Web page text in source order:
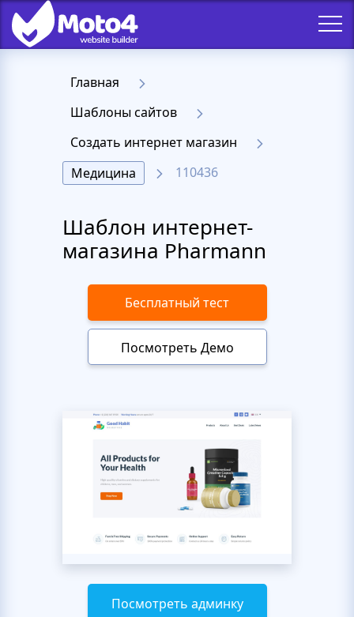
Главная
Шаблоны сайтов
Создать интернет магазин
Медицина
110436
Шаблон интернет-
магазина Pharmann
Бесплатный тест
Посмотреть Демо
Посмотреть админку